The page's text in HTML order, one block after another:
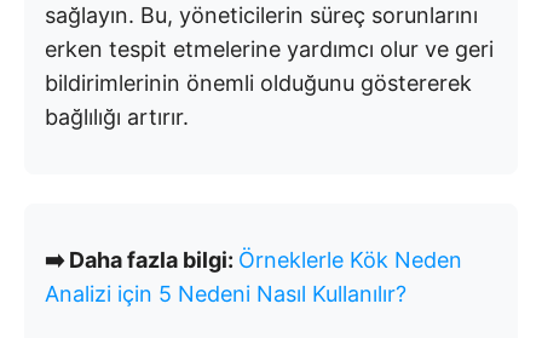
sağlayın. Bu, yöneticilerin süreç sorunlarını
erken tespit etmelerine yardımcı olur ve geri
bildirimlerinin önemli olduğunu göstererek
bağlılığı artırır.
➡️ Daha fazla bilgi: Örneklerle Kök Neden
Analizi için 5 Nedeni Nasıl Kullanılır?